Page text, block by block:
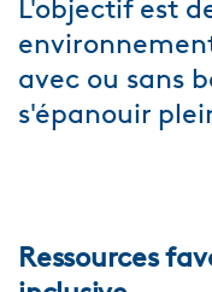
L'objectif est
avec ou sans
s'épanouir
Ressources